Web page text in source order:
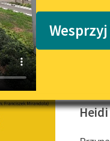
Heidi